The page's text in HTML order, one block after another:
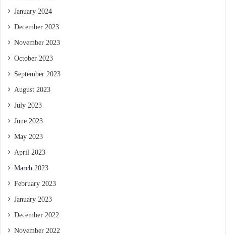
January 2024
December 2023
November 2023
October 2023
September 2023
August 2023
July 2023
June 2023
May 2023
April 2023
March 2023
February 2023
January 2023
December 2022
November 2022